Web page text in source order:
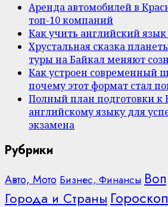
Аренда автомобилей в
топ-10 компаний
Как учить английский язык
Хрустальная сказка
туры на Байкал меняют
Как устроен современный
почему этот формат стал
Полный план подготовки к
английскому языку для
экзамена
Рубрики
Авто, Мото Бизнес, Финансы
Города и Страны